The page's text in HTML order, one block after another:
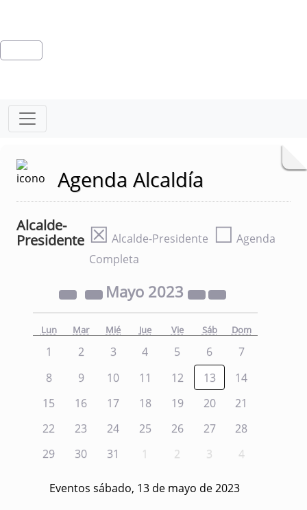
Agenda Alcaldía
Alcalde-
Presidente ☒ Alcalde-Presidente ☐ Agenda
Completa
Mayo 2023
Lun Mar Mié Jue Vie Sáb Dom
1 2 3 4 5 6
7
8
9 10 11 12 13
14
15
16 17 18 19 20
21
22
23 24 25 26 27
28
29
30 31 1 2 3 4
Eventos sábado, 13 de mayo de 2023